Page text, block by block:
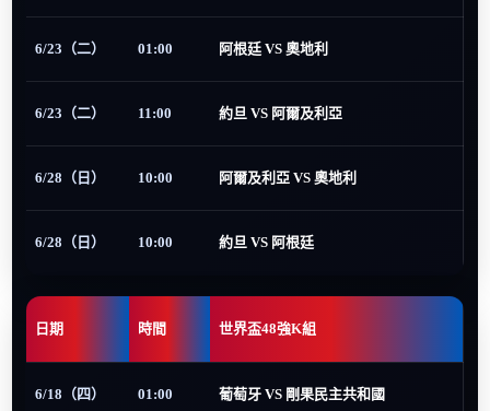
6/23（二） 01:00 阿根廷 VS 奧地利
6/23（二） 11:00 約旦 VS 阿爾及利亞
6/28（日） 10:00 阿爾及利亞 VS 奧地利
6/28（日） 10:00 約旦 VS 阿根廷
日期 時間 世界盃48強K組
6/18（四） 01:00 葡萄牙 VS 剛果民主共和國